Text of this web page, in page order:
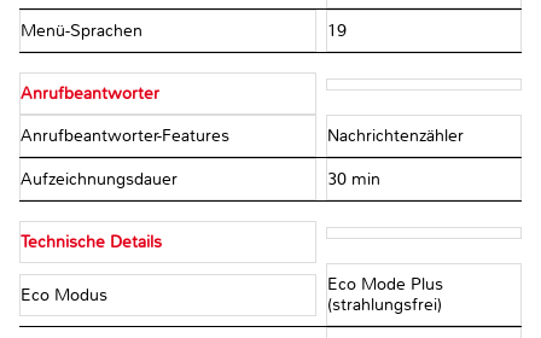
Menü-Sprachen 19
Anrufbeantworter
Anrufbeantworter-Features Nachrichtenzähler
Aufzeichnungsdauer 30 min
Technische Details
Eco Modus
Eco Mode Plus
(strahlungsfrei)